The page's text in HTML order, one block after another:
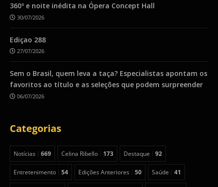
360º e noite inédita na Ópera Concept Hall
30/07/2026
Ediçao 288
27/07/2026
Sem o Brasil, quem leva a taça? Especialistas apontam os
favoritos ao título e as seleções que podem surpreender
06/07/2026
Categorias
Notícias 669 Celina Ribello 173 Destaque 92
Entretenimento 54 Edições Anteriores 50 Saúde 41